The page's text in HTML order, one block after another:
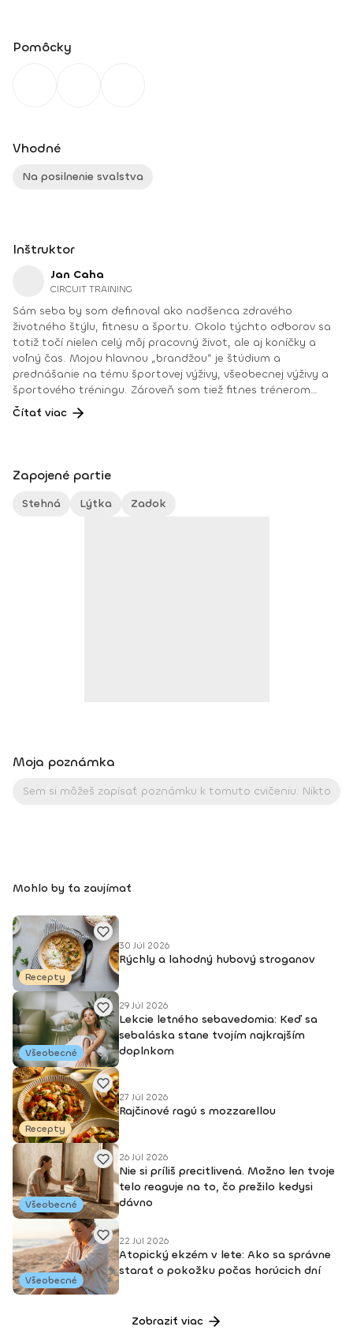
Pomôcky
Vhodné
Na posilnenie svalstva
Inštruktor
Jan Caha
CIRCUIT TRAINING
Sám seba by som definoval ako nadšenca zdravého
životného štýlu, fitnesu a športu. Okolo týchto odborov sa
totiž točí nielen celý môj pracovný život, ale aj koníčky a
voľný čas. Mojou hlavnou „brandžou“ je štúdium a
prednášanie na tému športovej výživy, všeobecnej výživy a
športového tréningu. Zároveň som tiež fitnes trénerom
pretekárov a pretekárok, ale aj aktívnym pretekárom vo
fitnes. Profesijne som vyštudoval odbor športová výživa na
svalového rastu a chudnutia. Ak by som mal vyzdvihnúť
svoje najväčšie pracovné počiny, iste by to bolo to, že sa
nám už 9 rokov darí v ČR vzdelávať fitnes komunitu, a to
Čítať viac
Zapojené partie
Stehná Lýtka Zadok
Moja poznámka
Mohlo by ťa zaujímať
Recepty
30 Júl 2026
Rýchly a lahodný hubový stroganov
Všeobecné
29 Júl 2026
Lekcie letného sebavedomia: Keď sa
sebaláska stane tvojím najkrajším
doplnkom
Recepty
27 Júl 2026
Rajčinové ragú s mozzarellou
Všeobecné
26 Júl 2026
Nie si príliš precitlivená. Možno len tvoje
telo reaguje na to, čo prežilo kedysi
dávno
Všeobecné
22 Júl 2026
Atopický ekzém v lete: Ako sa správne
starať o pokožku počas horúcich dní
Zobraziť viac